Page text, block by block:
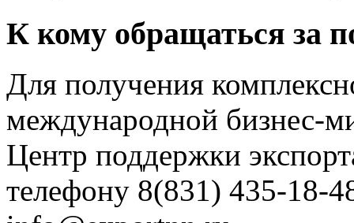
К кому обращаться за
Для получения
международной бизнес-
Центр поддержки
телефону 8(831) 435-18-